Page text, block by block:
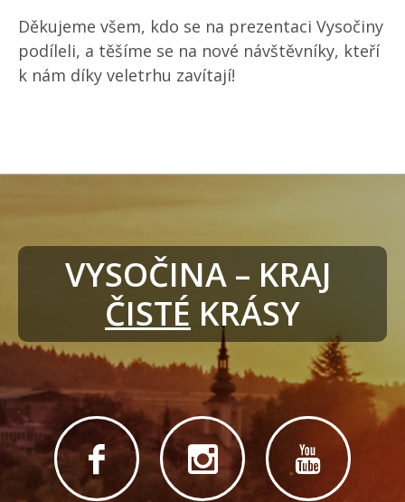
Děkujeme všem, kdo se na prezentaci Vysočiny
podíleli, a těšíme se na nové návštěvníky, kteří
k nám díky veletrhu zavítají!
VYSOČINA – KRAJ
ČISTÉ KRÁSY